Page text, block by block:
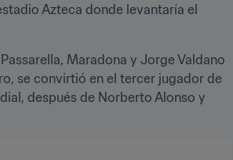
Azteca donde levantaría el
Maradona y Jorge Valdano
se convirtió en el tercer jugador de
después de Norberto Alonso y